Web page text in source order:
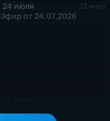
24 июля
21 мин
Эфир от 24.07.2026